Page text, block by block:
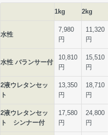
1kg 2kg
水性
7,980
円
11,320
円
水性 バランサー付
10,810
円
15,510
円
2液ウレタンセッ
ト
13,350
円
18,710
円
2液ウレタンセッ
ト シンナー付
17,580
円
24,800
円